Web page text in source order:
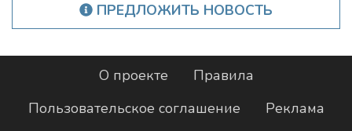
ПРЕДЛОЖИТЬ НОВОСТЬ
О проекте
Правила
Пользовательское соглашение
Реклама